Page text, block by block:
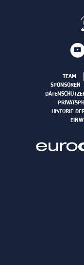
TEAM
SPONSOREN
HISTORIE